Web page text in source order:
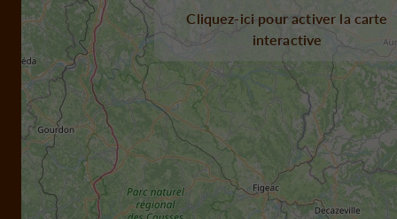
Cliquez-ici pour activer la carte
interactive